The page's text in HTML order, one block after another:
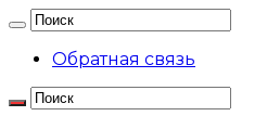
Обратная связь